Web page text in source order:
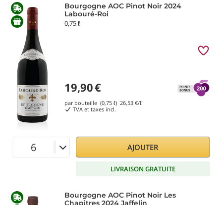
Bourgogne AOC Pinot Noir 2024
Labouré-Roi
0,75 ℓ
19,90€
par bouteille (0,75 ℓ) 26,53 €/ℓ
TVA et taxes incl.
AJOUTER
LIVRAISON GRATUITE
Bourgogne AOC Pinot Noir Les
Chapitres 2024 Jaffelin